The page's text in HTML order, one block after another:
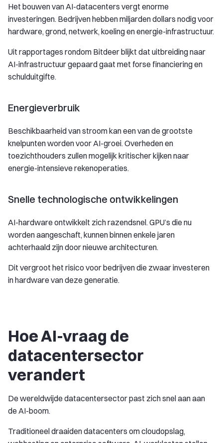
Het bouwen van AI-datacenters vergt enorme
investeringen. Bedrijven hebben miljarden dollars nodig voor
hardware, grond, netwerk, koeling en energie-infrastructuur.
Uit rapportages rondom Bitdeer blijkt dat uitbreiding naar
AI-infrastructuur gepaard gaat met forse financiering en
schulduitgifte.
Energieverbruik
Beschikbaarheid van stroom kan een van de grootste
knelpunten worden voor AI-groei. Overheden en
toezichthouders zullen mogelijk kritischer kijken naar
energie-intensieve rekenoperaties.
Snelle technologische ontwikkelingen
AI-hardware ontwikkelt zich razendsnel. GPU’s die nu
worden aangeschaft, kunnen binnen enkele jaren
achterhaald zijn door nieuwe architecturen.
Dit vergroot het risico voor bedrijven die zwaar investeren
in hardware van deze generatie.
Hoe AI-vraag de
datacentersector
verandert
De wereldwijde datacentersector past zich snel aan aan
de AI-boom.
Traditioneel draaiden datacenters om cloudopslag,